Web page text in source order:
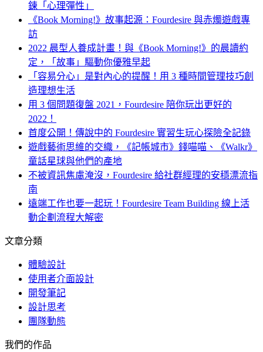
鍊「心理彈性」
《Book Morning!》故事起源：Fourdesire 與赤燭遊戲專
訪
2022 晨型人養成計畫！與《Book Morning!》的晨讀約
定，「故事」驅動你優雅早起
「容易分心」是對內心的提醒！用 3 種時間管理技巧創
造理想生活
用 3 個問題復盤 2021，Fourdesire 陪你玩出更好的
2022！
首度公開！傳說中的 Fourdesire 實習生玩心探險全記錄
遊戲藝術思維的交織，《記帳城市》錢喵喵、《Walkr》
童話星球與他們的產地
不被資訊焦慮淹沒，Fourdesire 給社群經理的安穩漂流指
南
遠端工作也要一起玩！Fourdesire Team Building 線上活
動企劃流程大解密
文章分類
體驗設計
使用者介面設計
開發筆記
設計思考
團隊動態
我們的作品